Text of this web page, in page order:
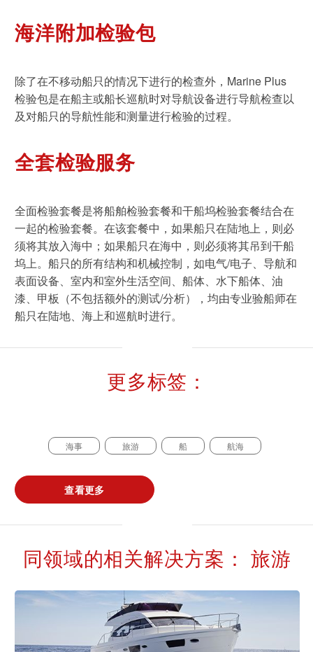
海洋附加检验包
除了在不移动船只的情况下进行的检查外，Marine Plus
检验包是在船主或船长巡航时对导航设备进行导航检查以
及对船只的导航性能和测量进行检验的过程。
全套检验服务
全面检验套餐是将船舶检验套餐和干船坞检验套餐结合在
一起的检验套餐。在该套餐中，如果船只在陆地上，则必
须将其放入海中；如果船只在海中，则必须将其吊到干船
坞上。船只的所有结构和机械控制，如电气/电子、导航和
表面设备、室内和室外生活空间、船体、水下船体、油
漆、甲板（不包括额外的测试/分析），均由专业验船师在
船只在陆地、海上和巡航时进行。
更多标签：
海事 旅游 船 航海
查看更多
同领域的相关解决方案： 旅游